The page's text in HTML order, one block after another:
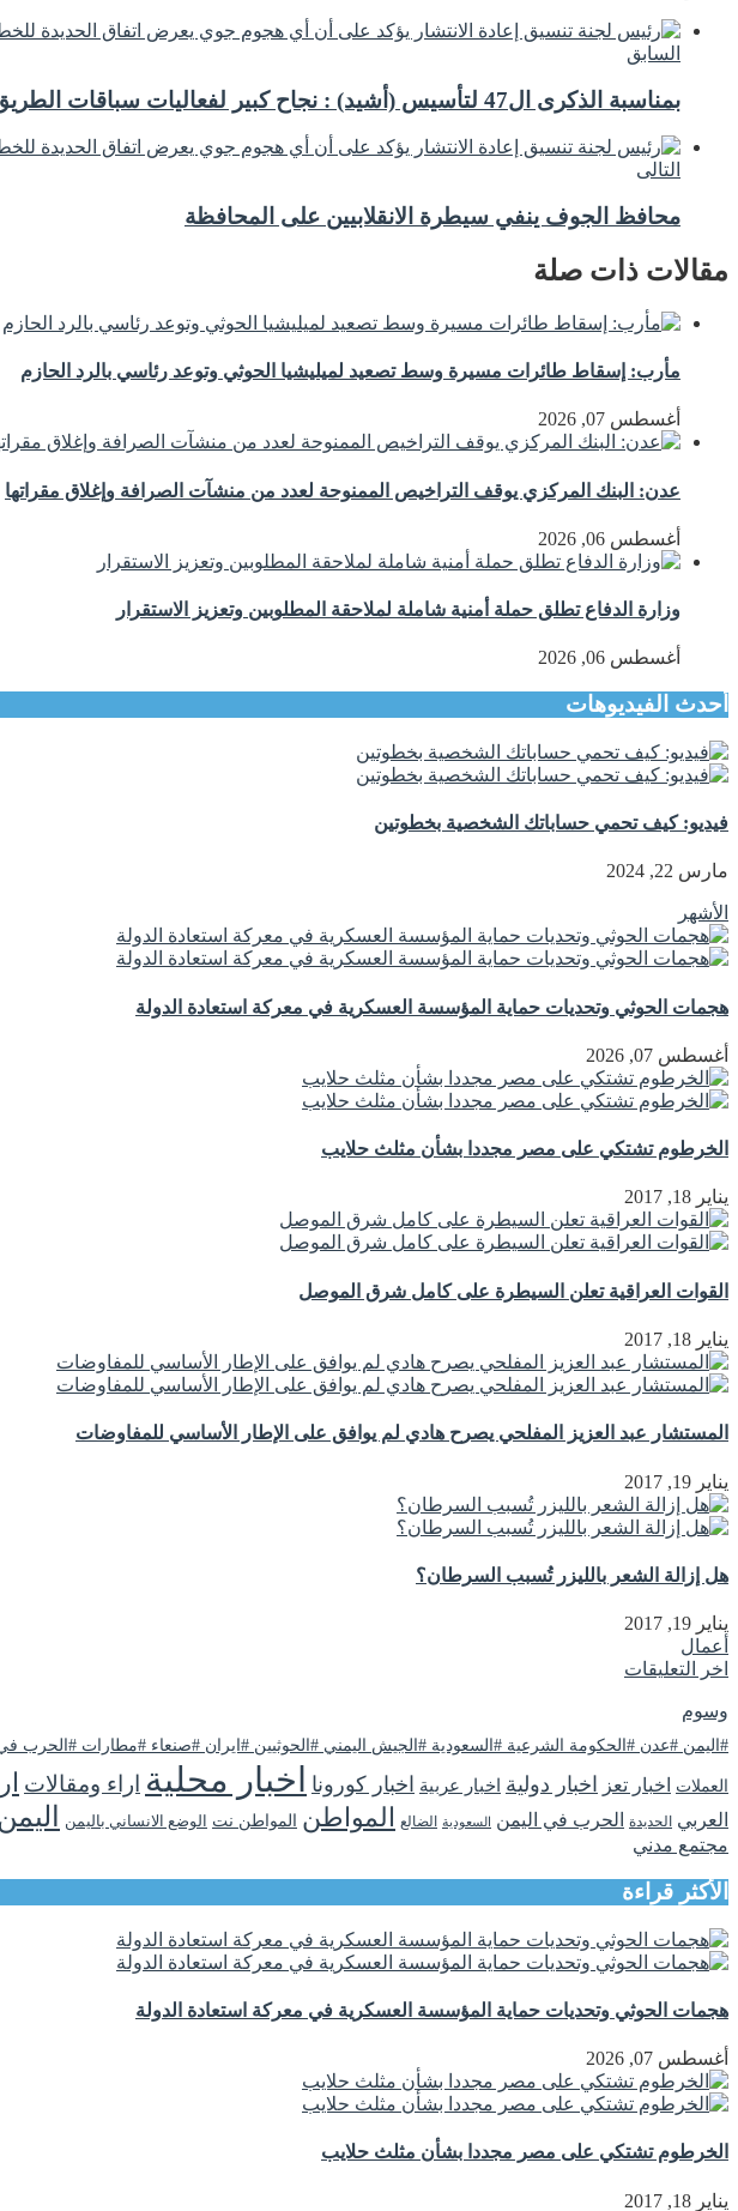
السابق
بمناسبة الذكرى ال47 لتأسيس (أشيد) : نجاح كبير لفعاليات سباقات الطريق للأندية الرياضية والهواه بالمكلا
التالى
محافظ الجوف ينفي سيطرة الانقلابيين على المحافظة
مقالات ذات صلة
مأرب: إسقاط طائرات مسيرة وسط تصعيد لميليشيا الحوثي وتوعد رئاسي بالرد الحازم
أغسطس 07, 2026
عدن: البنك المركزي يوقف التراخيص الممنوحة لعدد من منشآت الصرافة وإغلاق مقراتها
أغسطس 06, 2026
وزارة الدفاع تطلق حملة أمنية شاملة لملاحقة المطلوبين وتعزيز الاستقرار
أغسطس 06, 2026
أحدث الفيديوهات
فيديو: كيف تحمي حساباتك الشخصية بخطوتين
مارس 22, 2024
الأشهر
هجمات الحوثي وتحديات حماية المؤسسة العسكرية في معركة استعادة الدولة
أغسطس 07, 2026
الخرطوم تشتكي على مصر مجددا بشأن مثلث حلايب
يناير 18, 2017
القوات العراقية تعلن السيطرة على كامل شرق الموصل
يناير 18, 2017
المستشار عبد العزيز المفلحي يصرح هادي لم يوافق على الإطار الأساسي للمفاوضات
يناير 19, 2017
هل إزالة الشعر بالليزر تُسبب السرطان؟
يناير 19, 2017
أعمال
اخر التعليقات
وسوم
#اليمن #عدن #الحكومة الشرعية #السعودية #الجيش اليمني #الحوثيين #ايران #صنعاء #مطارات #الحرب
العملات اخبار تعز اخبار دولية اخبار عربية اخبار كورونا اخبار محلية اراء ومقالات
العربي
الحديدة الحرب في اليمن السعودية الضالع المواطن المواطن نت الوضع الانساني باليمن
مجتمع مدني
الأكثر قراءة
هجمات الحوثي وتحديات حماية المؤسسة العسكرية في معركة استعادة الدولة
أغسطس 07, 2026
الخرطوم تشتكي على مصر مجددا بشأن مثلث حلايب
يناير 18, 2017